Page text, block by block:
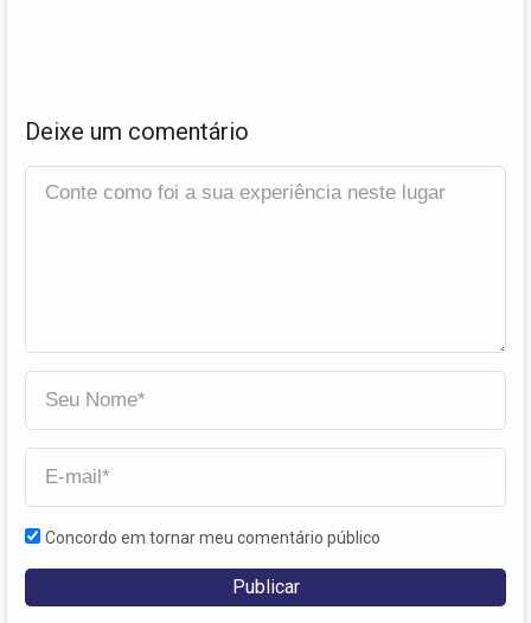
Deixe um comentário
Concordo em tornar meu comentário público